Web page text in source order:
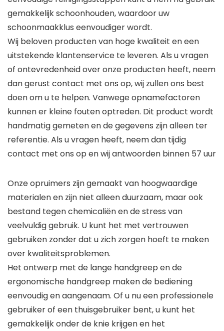
gemakkelijk schoonhouden, waardoor uw
schoonmaakklus eenvoudiger wordt.
Wij beloven producten van hoge kwaliteit en een
uitstekende klantenservice te leveren. Als u vragen
of ontevredenheid over onze producten heeft, neem
dan gerust contact met ons op, wij zullen ons best
doen om u te helpen. Vanwege opnamefactoren
kunnen er kleine fouten optreden. Dit product wordt
handmatig gemeten en de gegevens zijn alleen ter
referentie. Als u vragen heeft, neem dan tijdig
contact met ons op en wij antwoorden binnen 57 uur
Onze opruimers zijn gemaakt van hoogwaardige
materialen en zijn niet alleen duurzaam, maar ook
bestand tegen chemicaliën en de stress van
veelvuldig gebruik. U kunt het met vertrouwen
gebruiken zonder dat u zich zorgen hoeft te maken
over kwaliteitsproblemen.
Het ontwerp met de lange handgreep en de
ergonomische handgreep maken de bediening
eenvoudig en aangenaam. Of u nu een professionele
gebruiker of een thuisgebruiker bent, u kunt het
gemakkelijk onder de knie krijgen en het